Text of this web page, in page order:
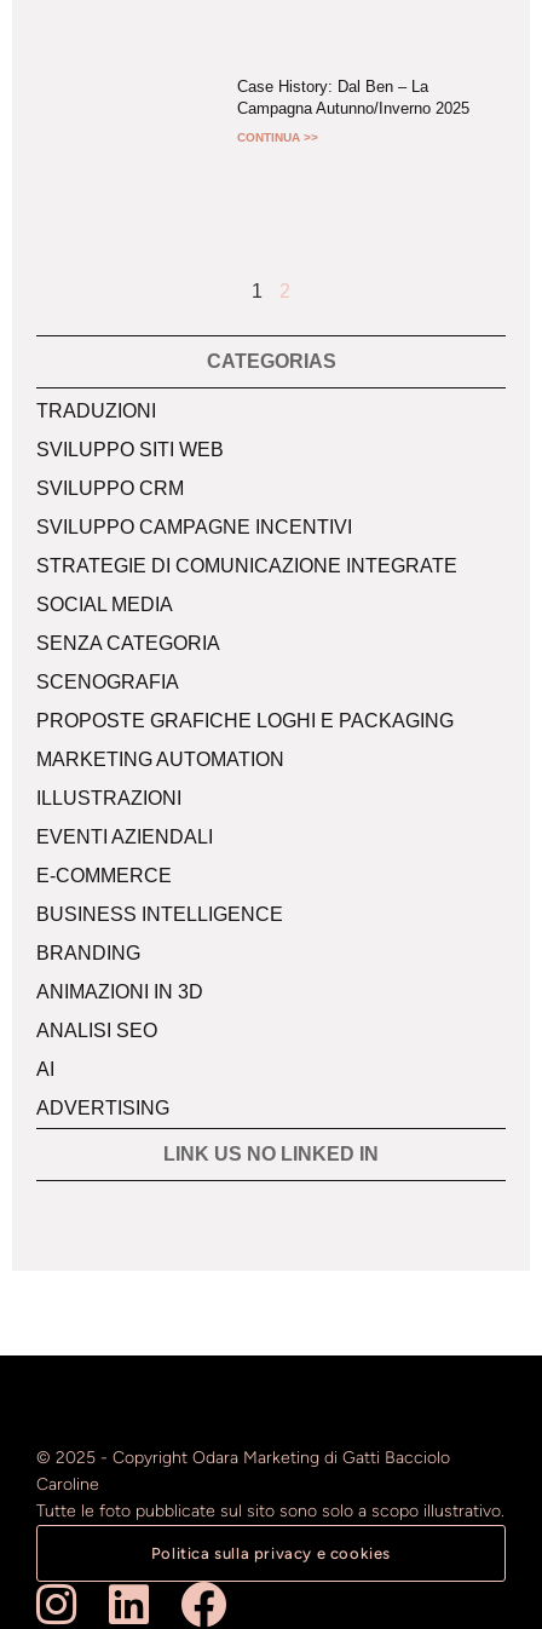
Case History: Dal Ben – La
Campagna Autunno/Inverno 2025
CONTINUA >>
1 2
CATEGORIAS
TRADUZIONI
SVILUPPO SITI WEB
SVILUPPO CRM
SVILUPPO CAMPAGNE INCENTIVI
STRATEGIE DI COMUNICAZIONE INTEGRATE
SOCIAL MEDIA
SENZA CATEGORIA
SCENOGRAFIA
PROPOSTE GRAFICHE LOGHI E PACKAGING
MARKETING AUTOMATION
ILLUSTRAZIONI
EVENTI AZIENDALI
E-COMMERCE
BUSINESS INTELLIGENCE
BRANDING
ANIMAZIONI IN 3D
ANALISI SEO
AI
ADVERTISING
LINK US NO LINKED IN
© 2025 - Copyright Odara Marketing di Gatti Bacciolo
Caroline
Tutte le foto pubblicate sul sito sono solo a scopo illustrativo.
Politica sulla privacy e cookies